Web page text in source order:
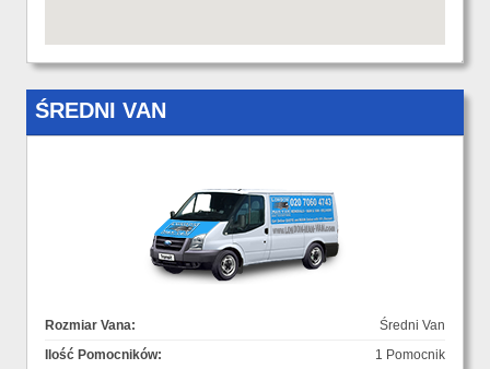
ŚREDNI VAN
Rozmiar Vana:
Średni Van
Ilość Pomocników:
1 Pomocnik